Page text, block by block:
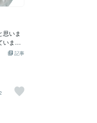
じ
いえ
身も最
いまし
むと、
気に
自分を
うこと
思いま
いまし
たまに
にな
日投
お願い
記事